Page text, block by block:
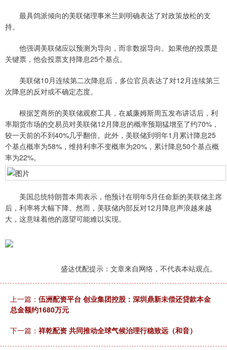
最具鸽派倾向的美联储理事米兰则明确表达了对政策放松的支
持。
他强调美联储应以预测为导向，而非数据导向。如果他的投票是
关键票，他会投票支持降息25个基点。
美联储10月连续第二次降息后，多位官员表达了对12月连续第三
次降息的反对或不确定态度。
根据芝商所的美联储观察工具，在威廉姆斯周五发布讲话后，利
率期货市场的交易员对美联储12月降息的概率预期猛增至了约70%，
较一天前的不到40%几乎翻倍。此外，美联储到明年1月累计降息25
个基点概率为58%，维持利率不变概率为20%，累计降息50个基点概
率为22%。
美国总统特朗普本周表示，他预计在明年5月任命新的美联储主席
后，利率将大幅下降。然而，美联储内部反对12月降息声浪越来越
大，这意味着他的愿望可能难以实现。
盛达优配提示：文章来自网络，不代表本站观点。
上一篇： 伍洲配资平台 创业集团控股：深圳鼎新未偿还贷款本金
总金额约1680万元
下一篇： 祥乾配资 共同推动全球气候治理行稳致远（和音）